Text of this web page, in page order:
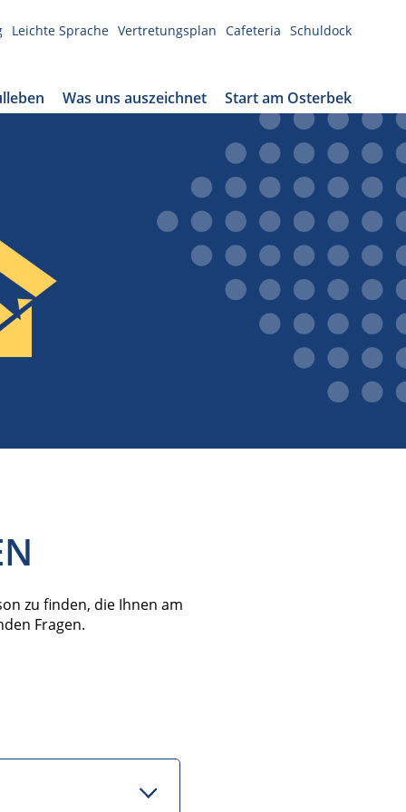
Leichte Sprache Vertretungsplan Cafeteria Schuldock
Was uns auszeichnet Start am Osterbek
zu finden, die Ihnen am
Fragen.